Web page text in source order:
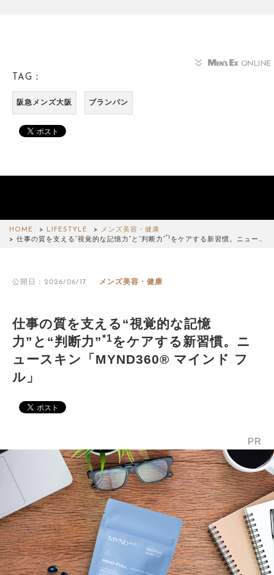
TAG：
阪急メンズ大阪 ブランパン
HOME LIFESTYLE
メンズ美容・健康
仕事の質を支える“視覚的な記憶力”と“判断力”
*1 をケアする新習慣。ニュー…
公開日：2026/06/17 メンズ美容・健康
仕事の質を支える“視覚的な記憶
力”と“判断力”*1をケアする新習慣。ニ
ュースキン「MYND360® マインド フ
ル」
PR